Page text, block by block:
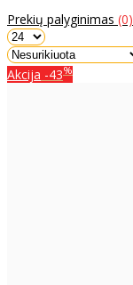
Prekių palyginimas (0)
Akcija -43%